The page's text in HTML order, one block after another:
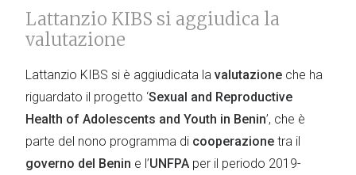
Lattanzio KIBS si aggiudica la
valutazione
Lattanzio KIBS si è aggiudicata la valutazione che ha
riguardato il progetto ‘Sexual and Reproductive
Health of Adolescents and Youth in Benin’, che è
parte del nono programma di cooperazione tra il
governo del Benin e l’UNFPA per il periodo 2019-